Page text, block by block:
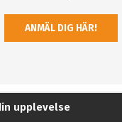
ANMÄL DIG HÄR!
upplevelse